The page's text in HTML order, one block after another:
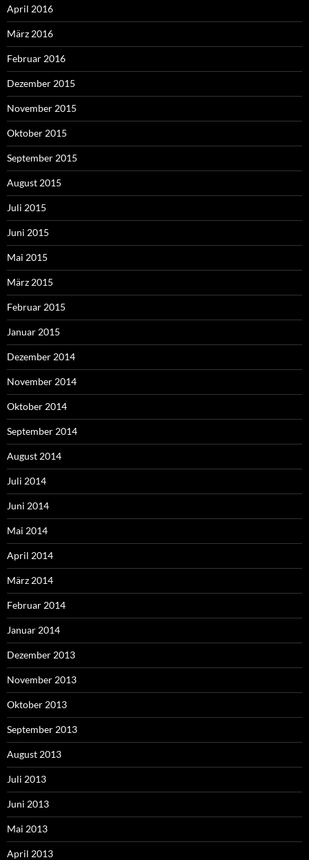
April 2016
März 2016
Februar 2016
Dezember 2015
November 2015
Oktober 2015
September 2015
August 2015
Juli 2015
Juni 2015
Mai 2015
März 2015
Februar 2015
Januar 2015
Dezember 2014
November 2014
Oktober 2014
September 2014
August 2014
Juli 2014
Juni 2014
Mai 2014
April 2014
März 2014
Februar 2014
Januar 2014
Dezember 2013
November 2013
Oktober 2013
September 2013
August 2013
Juli 2013
Juni 2013
Mai 2013
April 2013